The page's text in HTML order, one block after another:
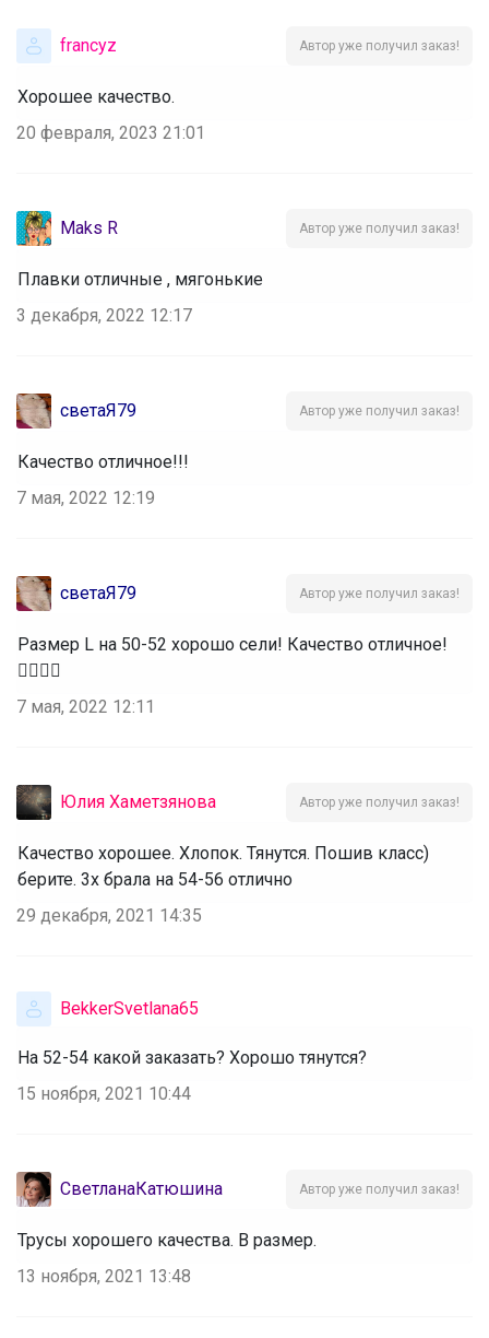
francyz Автор уже получил заказ!
Хорошее качество.
20 февраля, 2023 21:01
Maks R Автор уже получил заказ!
Плавки отличные , мягонькие
3 декабря, 2022 12:17
светаЯ79 Автор уже получил заказ!
Качество отличное!!!
7 мая, 2022 12:19
светаЯ79 Автор уже получил заказ!
Размер L на 50-52 хорошо сели! Качество отличное!
👍🏻👍🏻
7 мая, 2022 12:11
Юлия Хаметзянова Автор уже получил заказ!
Качество хорошее. Хлопок. Тянутся. Пошив класс)
берите. 3х брала на 54-56 отлично
29 декабря, 2021 14:35
BekkerSvetlana65
На 52-54 какой заказать? Хорошо тянутся?
15 ноября, 2021 10:44
СветланаКатюшина Автор уже получил заказ!
Трусы хорошего качества. В размер.
13 ноября, 2021 13:48